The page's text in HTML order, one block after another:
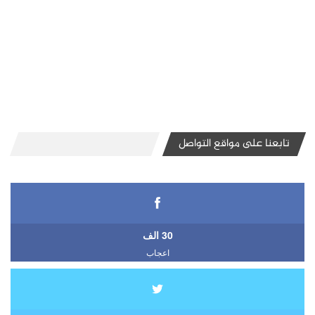
تابعنا على مواقع التواصل
30 الف
اعجاب